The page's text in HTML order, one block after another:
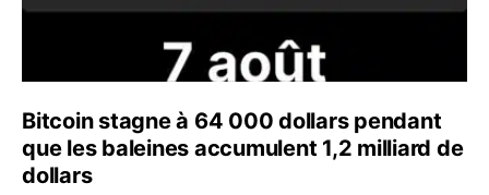
Bitcoin stagne à 64 000 dollars pendant
que les baleines accumulent 1,2 milliard de
dollars